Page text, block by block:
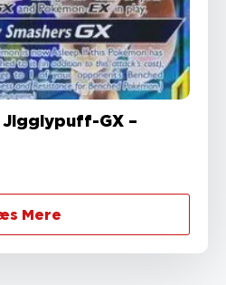
Jigglypuff-GX –
Mere